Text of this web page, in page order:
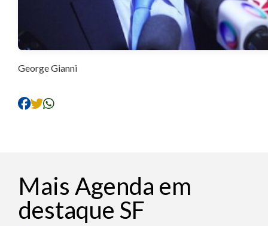
George Gianni
Mais Agenda em
destaque SF